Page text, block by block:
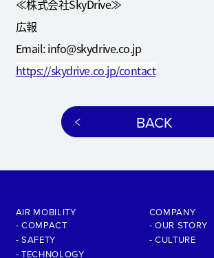
≪株式会社SkyDrive≫
広報
Email: info@skydrive.co.jp
https://skydrive.co.jp/contact
BACK
AIR MOBILITY
- COMPACT
- SAFETY
- TECHNOLOGY
COMPANY
- OUR STORY
- CULTURE